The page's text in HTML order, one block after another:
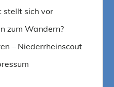
stellt sich vor
zum Wandern?
– Niederrheinscout